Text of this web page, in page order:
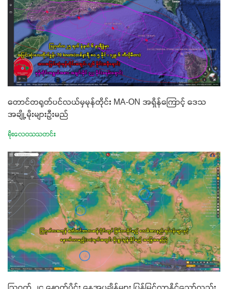
တောင်တရုတ်ပင်လယ်မှမုန်တိုင်း MA-ON အရှိန်ကြောင့် ဒေသ
အချို့ မိုးများဦးမည်
မိုးလေဝသသတင်း